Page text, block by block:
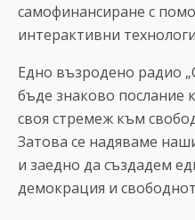
самофинансиране с
интерактивни
Едно възродено радио
бъде знаково послание
своя стремеж към
Затова се надяваме
и заедно да създадем
демокрация и